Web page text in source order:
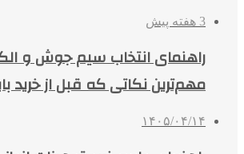
3 هفته پیش
راهنمای انتخاب سیم جوش و
مهم‌ترین نکاتی که قبل از خرید
۱۴۰۵/۰۴/۱۴